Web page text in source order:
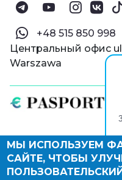
© Паспорт Онлайн
Политика
Оферта и
‪+48 515 850 998‬
Центральный офис
Warszawa
МЫ ИСПОЛЬЗУЕМ
САЙТЕ, ЧТОБЫ